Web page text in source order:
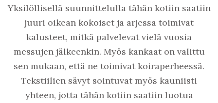
Yksilöllisellä suunnittelulla tähän kotiin saatiin
juuri oikean kokoiset ja arjessa toimivat
kalusteet, mitkä palvelevat vielä vuosia
messujen jälkeenkin. Myös kankaat on valittu
sen mukaan, että ne toimivat koiraperheessä.
Tekstiilien sävyt sointuvat myös kauniisti
yhteen, jotta tähän kotiin saatiin luotua